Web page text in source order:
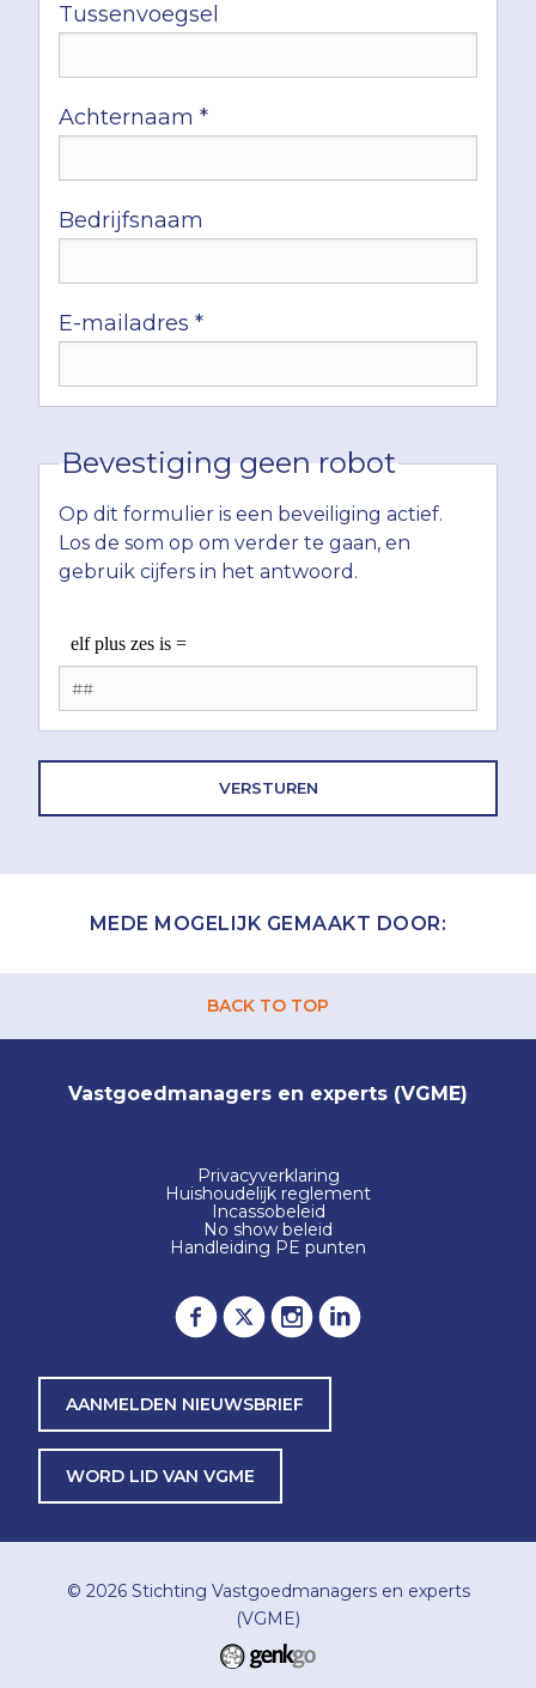
Tussenvoegsel
Achternaam *
Bedrijfsnaam
E-mailadres *
Bevestiging geen robot
Op dit formulier is een beveiliging actief.
Los de som op om verder te gaan, en
gebruik cijfers in het antwoord.
MEDE MOGELIJK GEMAAKT DOOR:
BACK TO TOP
Vastgoedmanagers en experts (VGME)
Privacyverklaring
Huishoudelijk reglement
Incassobeleid
No show beleid
Handleiding PE punten
AANMELDEN NIEUWSBRIEF
WORD LID VAN VGME
© 2026 Stichting Vastgoedmanagers en experts
(VGME)